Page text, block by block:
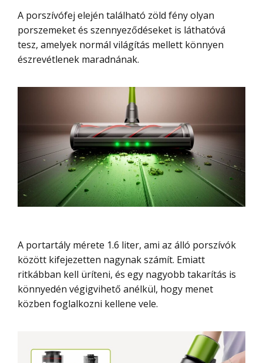
A porszívófej elején található zöld fény olyan
porszemeket és szennyeződéseket is láthatóvá
tesz, amelyek normál világítás mellett könnyen
észrevétlenek maradnának.
A portartály mérete 1.6 liter, ami az álló porszívók
között kifejezetten nagynak számít. Emiatt
ritkábban kell üríteni, és egy nagyobb takarítás is
könnyedén végigvihető anélkül, hogy menet
közben foglalkozni kellene vele.